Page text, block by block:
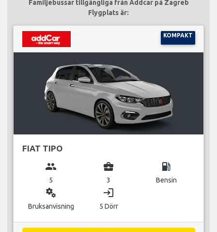
Familjebussar tillgängliga från Addcar på Zagreb
Flygplats är:
KOMPAKT
FIAT TIPO
group
5
business_center
3
local_gas_station
Bensin
miscellaneous_services
Bruksanvisning
login
5 Dörr